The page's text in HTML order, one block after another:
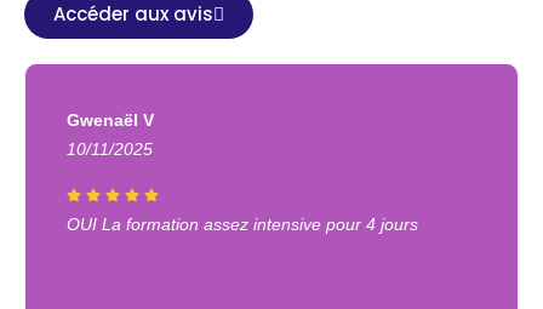
Accéder aux avis
Gwenaël V
10/11/2025
OUI La formation assez intensive pour 4 jours